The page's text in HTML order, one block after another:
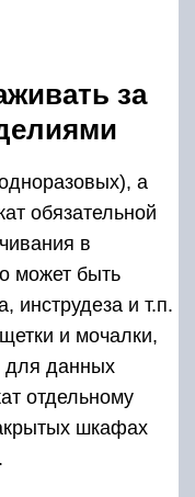
за
а
обязательной
в
может быть
инструдеза и т.п.
и мочалки,
для данных
отдельному
шкафах